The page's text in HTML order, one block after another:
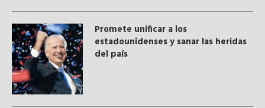
Promete unificar a los
estadounidenses y sanar las heridas
del país